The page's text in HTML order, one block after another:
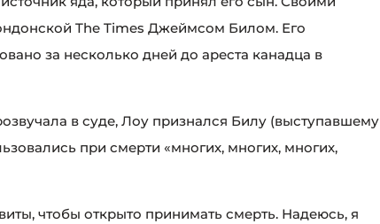
The Times Джеймсом Билом. Его
за несколько дней до ареста канадца в
в суде, Лоу признался Билу (выступавшему
при смерти «многих, многих, многих,
чтобы открыто принимать смерть. Надеюсь, я